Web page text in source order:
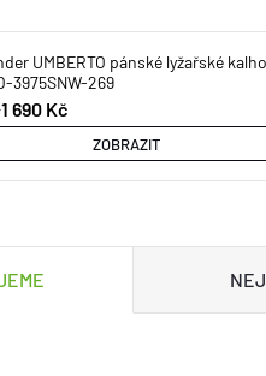
UMBERTO pánské lyžařské
3975SNW-269
1 690 Kč
ZOBRAZIT